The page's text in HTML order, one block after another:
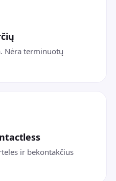
Nėra terminuotų
ir bekontakčius